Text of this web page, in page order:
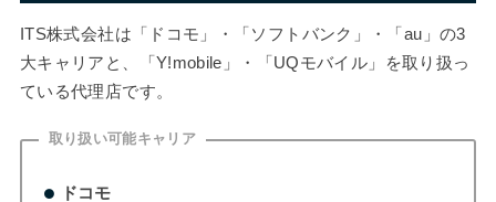
ITS株式会社は「ドコモ」・「ソフトバンク」・「au」の3
大キャリアと、「Y!mobile」・「UQモバイル」を取り扱っ
ている代理店です。
取り扱い可能キャリア
ドコモ